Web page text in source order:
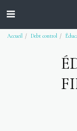
Accueil Debt control